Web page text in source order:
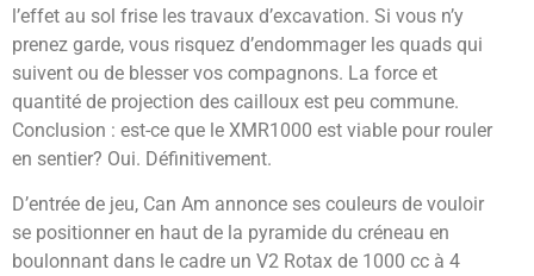
l’effet au sol frise les travaux d’excavation. Si vous n’y
prenez garde, vous risquez d’endommager les quads qui
suivent ou de blesser vos compagnons. La force et
quantité de projection des cailloux est peu commune.
Conclusion : est-ce que le XMR1000 est viable pour rouler
en sentier? Oui. Définitivement.
D’entrée de jeu, Can Am annonce ses couleurs de vouloir
se positionner en haut de la pyramide du créneau en
boulonnant dans le cadre un V2 Rotax de 1000 cc à 4